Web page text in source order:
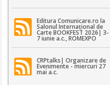
Editura Comunicare.ro la
Salonul Internațional de
Carte BOOKFEST 2026| 3-
7 iunie a.c., ROMEXPO
CRPtalks| Organizare de
Evenimente - miercuri 27
mai a.c.